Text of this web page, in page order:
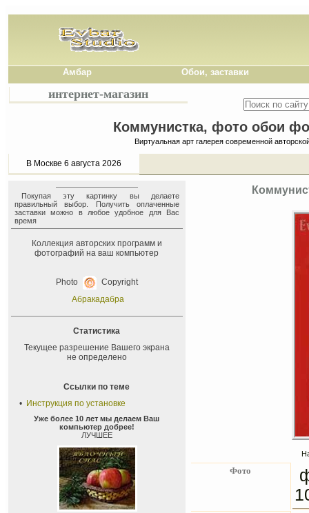
Амбар Обои, заставки
интернет-магазин
Коммунистка, фото обои
Виртуальная арт галерея современной
В Москве 6 августа 2026
Покупая эту картинку вы делаете
правильный выбор. Получить оплаченные
заставки можно в любое удобное для Вас
время
Коллекция авторских программ и
фотографий на ваш компьютер
Photo
Copyright
Абракадабра
Статистика
Текущее разрешение Вашего экрана
не определено
Ссылки по теме
• Инструкция по установке
Уже более 10 лет мы делаем Ваш
компьютер добрее!
ЛУЧШЕЕ
Фото